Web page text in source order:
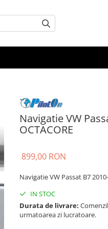
Navigatie VW
OCTACORE
899,00 RON
Navigatie VW Passat B7
IN STOC
Durata de livrare:
urmatoarea zi lucratoare.